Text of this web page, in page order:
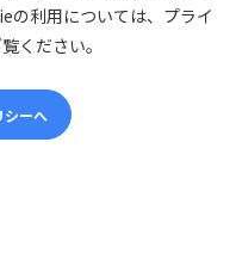
の利用については、プライ
ください。
シーへ